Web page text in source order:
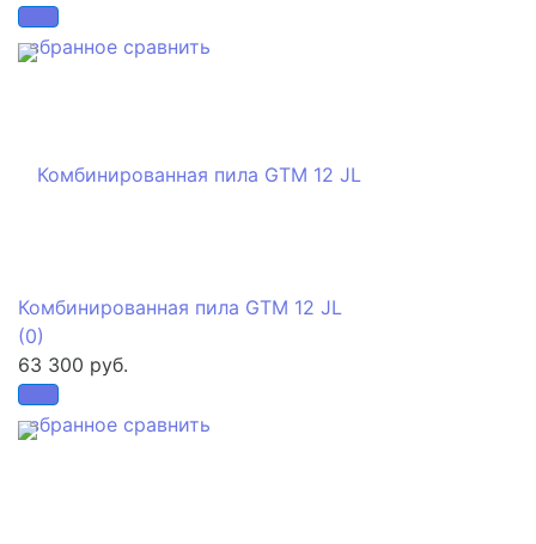
избранное сравнить
избранное сравнить
Комбинированная пила GTM 12 JL
(0)
63 300 руб.